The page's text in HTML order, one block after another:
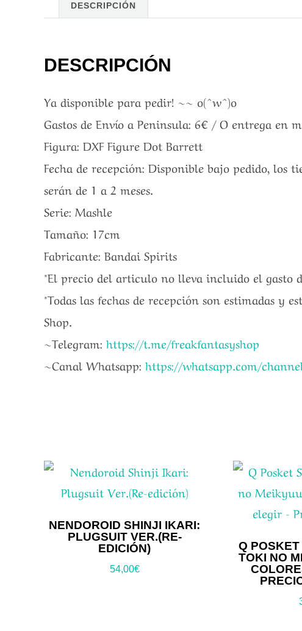
DESCRIPCIÓN
DESCRIPCIÓN
Ya disponible para pedir! ~~ o(^w^)o
Gastos de Envío a Peninsula: 6€ / O entrega en
Figura: DXF Figure Dot Barrett
Fecha de recepción: Disponible bajo pedido, los
serán de 1 a 2 meses.
Serie: Mashle
Tamaño: 17cm
Fabricante: Bandai Spirits
*El precio del articulo no lleva incluido el gasto
*Todas las fechas de recepción son estimadas y
Shop.
~Telegram: https://t.me/freakfantasyshop
~Canal Whatsapp: https://whatsapp.com/
NENDOROID SHINJI IKARI:
PLUGSUIT VER.(RE-
EDICIÓN)
54,00€
Q
TOKI NO